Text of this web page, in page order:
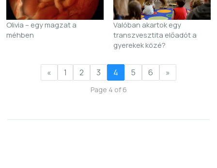
Olivia – egy magzat a
méhben
Valóban akartok egy
transzvesztita előadót a
gyerekek közé?
« 1 2 3 4 5 6 »
Page 4 of 6